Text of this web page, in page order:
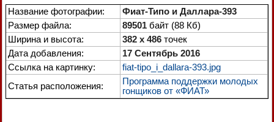
Название фотографии:
Фиат-Типо и Даллара-393
Размер файла:
89501 байт (88 Кб)
Ширина и высота:
382 x 486 точек
Дата добавления:
17 Сентябрь 2016
Ссылка на картинку:
fiat-tipo_i_dallara-393.jpg
Статья расположения:
Программа поддержки молодых
гонщиков от «ФИАТ»